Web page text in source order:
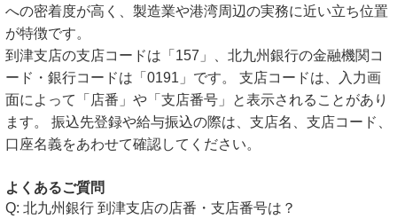
への密着度が高く、製造業や港湾周辺の実務に近い立ち位置
が特徴です。
到津支店の支店コードは「157」、北九州銀行の金融機関コ
ード・銀行コードは「0191」です。 支店コードは、入力画
面によって「店番」や「支店番号」と表示されることがあり
ます。 振込先登録や給与振込の際は、支店名、支店コード、
口座名義をあわせて確認してください。
よくあるご質問
北九州銀行 到津支店の店番・支店番号は？